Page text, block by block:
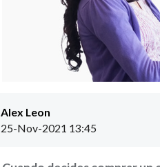
Alex Leon
25-Nov-2021 13:45